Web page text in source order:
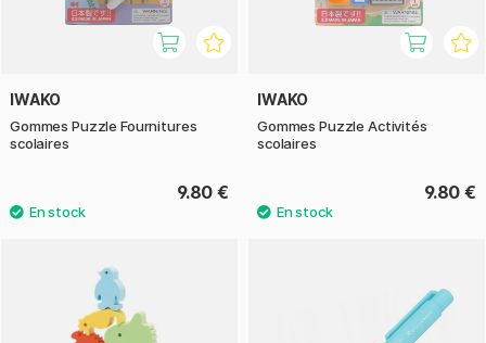
IWAKO
Gommes Puzzle Fournitures
scolaires
9.80 €
IWAKO
Gommes Puzzle Activités
scolaires
9.80 €